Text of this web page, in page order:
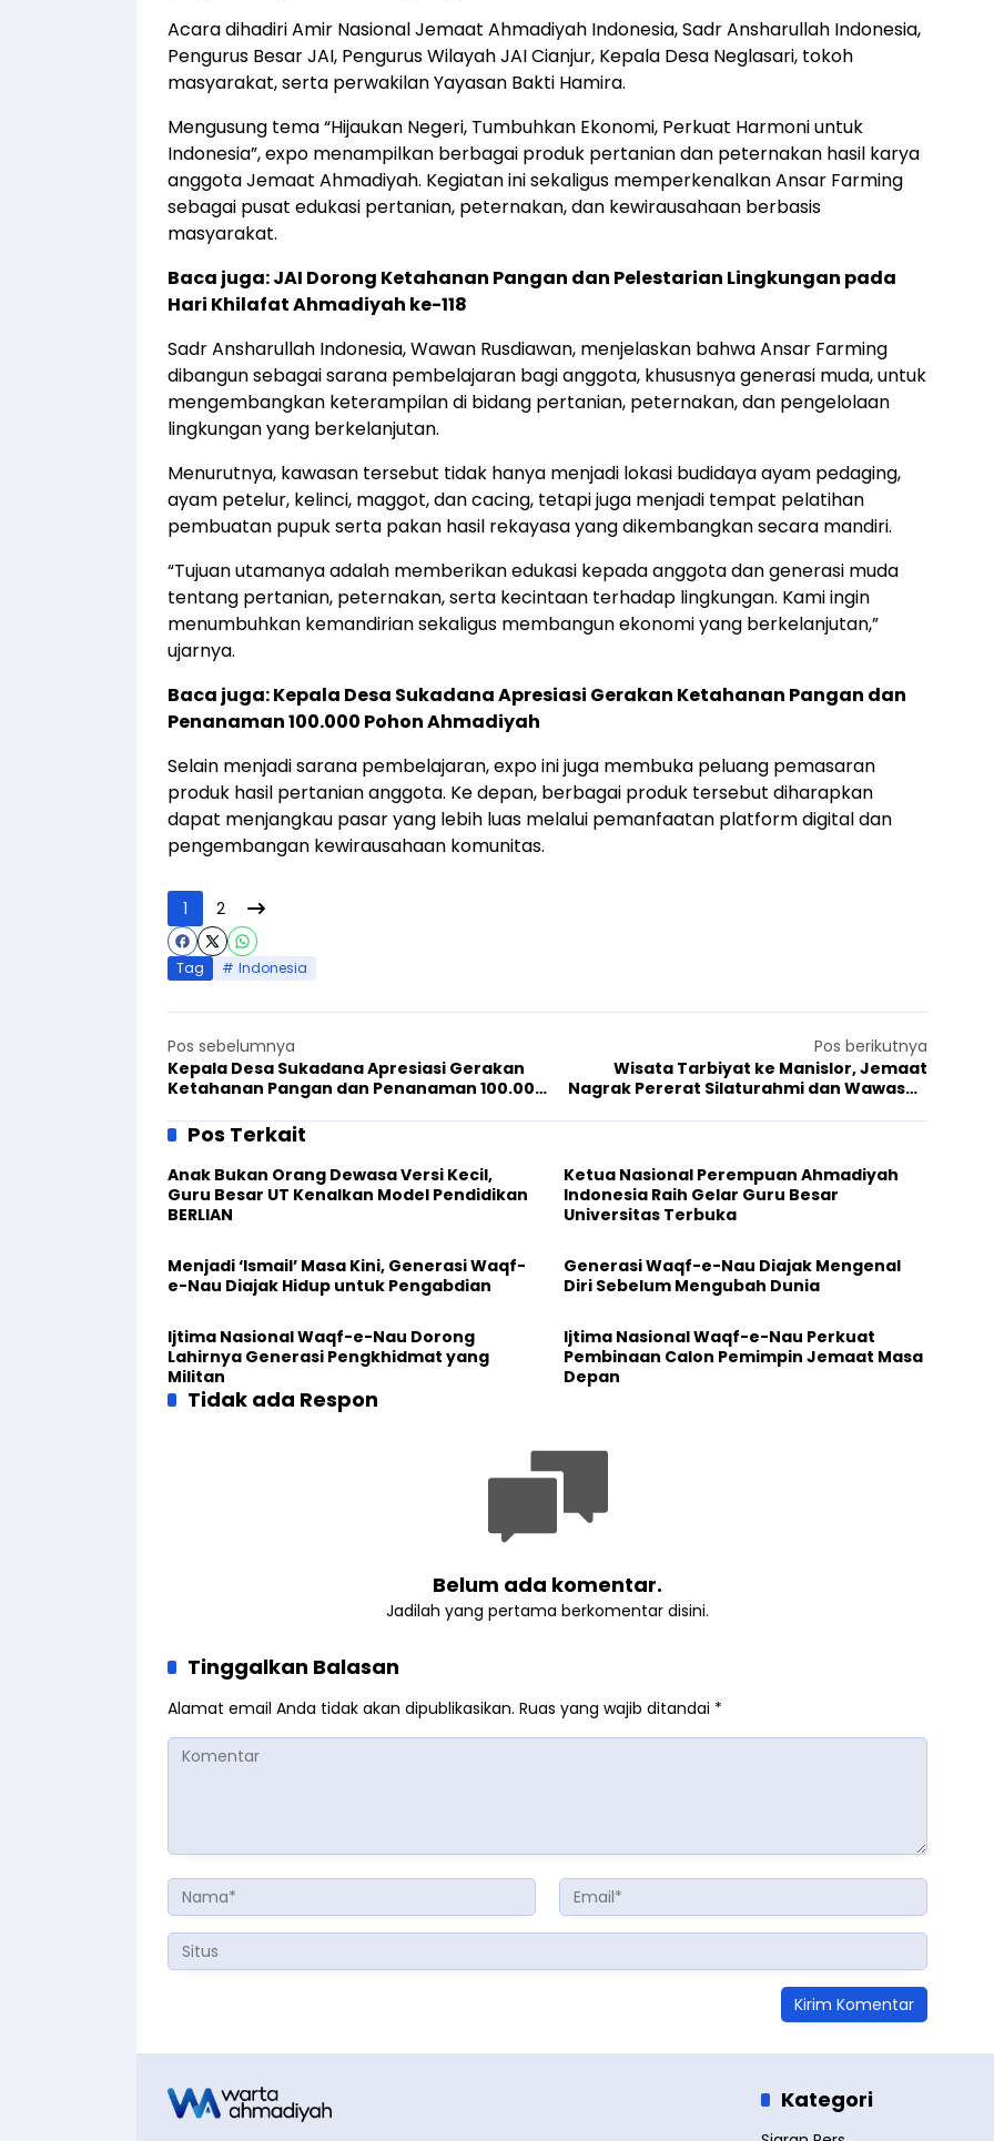
Acara dihadiri Amir Nasional Jemaat Ahmadiyah Indonesia, Sadr Ansharullah Indonesia,
Pengurus Besar JAI, Pengurus Wilayah JAI Cianjur, Kepala Desa Neglasari, tokoh
masyarakat, serta perwakilan Yayasan Bakti Hamira.
Mengusung tema “Hijaukan Negeri, Tumbuhkan Ekonomi, Perkuat Harmoni untuk
Indonesia”, expo menampilkan berbagai produk pertanian dan peternakan hasil karya
anggota Jemaat Ahmadiyah. Kegiatan ini sekaligus memperkenalkan Ansar Farming
sebagai pusat edukasi pertanian, peternakan, dan kewirausahaan berbasis
masyarakat.
Baca juga:JAI Dorong Ketahanan Pangan dan Pelestarian Lingkungan pada
Hari Khilafat Ahmadiyah ke-118
Sadr Ansharullah Indonesia, Wawan Rusdiawan, menjelaskan bahwa Ansar Farming
dibangun sebagai sarana pembelajaran bagi anggota, khususnya generasi muda, untuk
mengembangkan keterampilan di bidang pertanian, peternakan, dan pengelolaan
lingkungan yang berkelanjutan.
Menurutnya, kawasan tersebut tidak hanya menjadi lokasi budidaya ayam pedaging,
ayam petelur, kelinci, maggot, dan cacing, tetapi juga menjadi tempat pelatihan
pembuatan pupuk serta pakan hasil rekayasa yang dikembangkan secara mandiri.
“Tujuan utamanya adalah memberikan edukasi kepada anggota dan generasi muda
tentang pertanian, peternakan, serta kecintaan terhadap lingkungan. Kami ingin
menumbuhkan kemandirian sekaligus membangun ekonomi yang berkelanjutan,”
ujarnya.
Baca juga: Kepala Desa Sukadana Apresiasi Gerakan Ketahanan Pangan dan
Penanaman 100.000 Pohon Ahmadiyah
Selain menjadi sarana pembelajaran, expo ini juga membuka peluang pemasaran
produk hasil pertanian anggota. Ke depan, berbagai produk tersebut diharapkan
dapat menjangkau pasar yang lebih luas melalui pemanfaatan platform digital dan
pengembangan kewirausahaan komunitas.
1 2
Tag Indonesia
Pos sebelumnya
Kepala Desa Sukadana Apresiasi Gerakan
Ketahanan Pangan dan Penanaman 100.000
Pos berikutnya
Wisata Tarbiyat ke Manislor, Jemaat
Nagrak Pererat Silaturahmi dan Wawasan
Pos Terkait
Anak Bukan Orang Dewasa Versi Kecil,
Guru Besar UT Kenalkan Model Pendidikan
BERLIAN
Ketua Nasional Perempuan Ahmadiyah
Indonesia Raih Gelar Guru Besar
Universitas Terbuka
Menjadi ‘Ismail’ Masa Kini, Generasi Waqf-
e-Nau Diajak Hidup untuk Pengabdian
Generasi Waqf-e-Nau Diajak Mengenal
Diri Sebelum Mengubah Dunia
Ijtima Nasional Waqf-e-Nau Dorong
Lahirnya Generasi Pengkhidmat yang
Militan
Ijtima Nasional Waqf-e-Nau Perkuat
Pembinaan Calon Pemimpin Jemaat Masa
Depan
Tidak ada Respon
Belum ada komentar.
Jadilah yang pertama berkomentar disini.
Tinggalkan Balasan
Alamat email Anda tidak akan dipublikasikan. Ruas yang wajib ditandai *
Kategori